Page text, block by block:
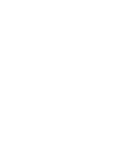
- Vanille
- Geschmacksneutral